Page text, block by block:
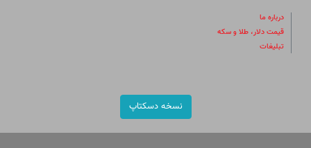
درباره ما
قیمت دلار، طلا و سکه
تبلیغات
نسخه دسکتاپ